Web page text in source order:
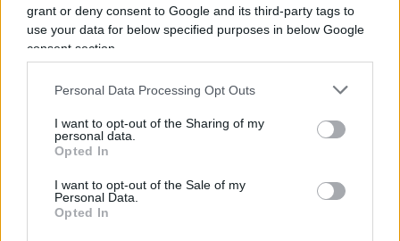
grant or deny consent to Google and its third-party tags to
use your data for below specified purposes in below Google
consent section.
Personal Data Processing Opt Outs
I want to opt-out of the Sharing of my
personal data.
Opted In
I want to opt-out of the Sale of my
Personal Data.
Opted In
Ma la vera notizia giornalistica è l’apertura di
Repubblicasul cosiddetto “sistema Verdini”,
senatore per presunte tangenti all’Anas.
Un perfetto Mascheroni su Milei e la parola
“gratis”.